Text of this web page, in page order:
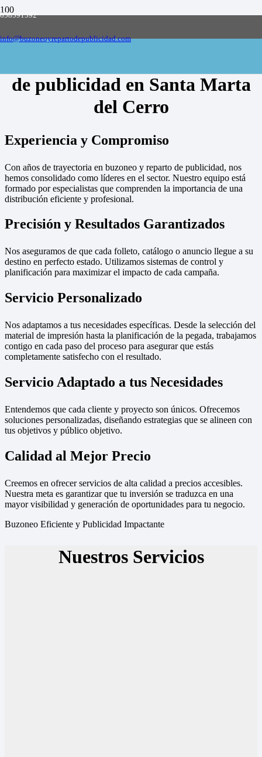
658591592
info@buzoneoyrepartodepublicidad.com
Empresa de buzoneo y reparto de publicidad
de publicidad en Santa Marta
del Cerro
Experiencia y Compromiso
Con años de trayectoria en buzoneo y reparto de publicidad, nos
hemos consolidado como líderes en el sector. Nuestro equipo está
formado por especialistas que comprenden la importancia de una
distribución eficiente y profesional.
Precisión y Resultados Garantizados
Nos aseguramos de que cada folleto, catálogo o anuncio llegue a su
destino en perfecto estado. Utilizamos sistemas de control y
planificación para maximizar el impacto de cada campaña.
Servicio Personalizado
Nos adaptamos a tus necesidades específicas. Desde la selección del
material de impresión hasta la planificación de la pegada, trabajamos
contigo en cada paso del proceso para asegurar que estás
completamente satisfecho con el resultado.
Servicio Adaptado a tus Necesidades
Entendemos que cada cliente y proyecto son únicos. Ofrecemos
soluciones personalizadas, diseñando estrategias que se alineen con
tus objetivos y público objetivo.
Calidad al Mejor Precio
Creemos en ofrecer servicios de alta calidad a precios accesibles.
Nuestra meta es garantizar que tu inversión se traduzca en una
mayor visibilidad y generación de oportunidades para tu negocio.
Buzoneo Eficiente y Publicidad Impactante
Nuestros Servicios